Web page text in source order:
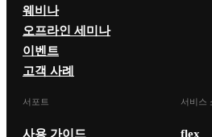
웨비나
오프라인 세미나
이벤트
고객 사례
서포트
사용 가이드
서비스
flex